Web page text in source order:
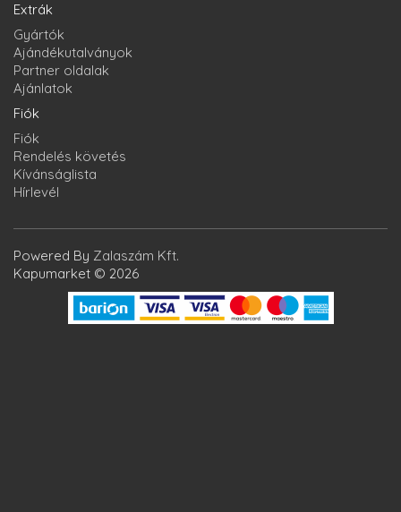
Extrák
Gyártók
Ajándékutalványok
Partner oldalak
Ajánlatok
Fiók
Fiók
Rendelés követés
Kívánságlista
Hírlevél
Powered By Zalaszám Kft.
Kapumarket © 2026